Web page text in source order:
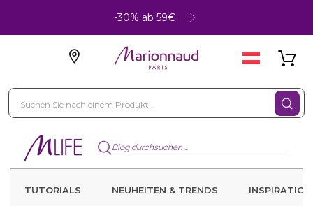
-30% ab 59€
TUTORIALS NEUHEITEN & TRENDS INSPIRATION